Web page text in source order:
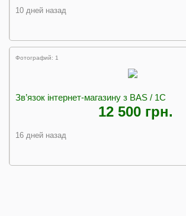
10 дней назад
Фотографий: 1
Зв’язок інтернет-магазину з BAS / 1С
12 500 грн.
16 дней назад